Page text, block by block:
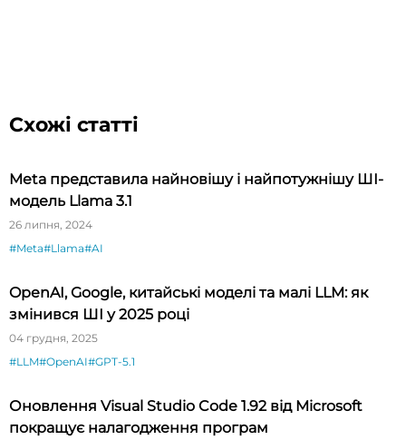
Схожі статті
Meta представила найновішу і найпотужнішу ШІ-
модель Llama 3.1
26 липня, 2024
#Meta#Llama#AI
OpenAI, Google, китайські моделі та малі LLM: як
змінився ШІ у 2025 році
04 грудня, 2025
#LLM#OpenAI#GPT-5.1
Оновлення Visual Studio Code 1.92 від Microsoft
покращує налагодження програм